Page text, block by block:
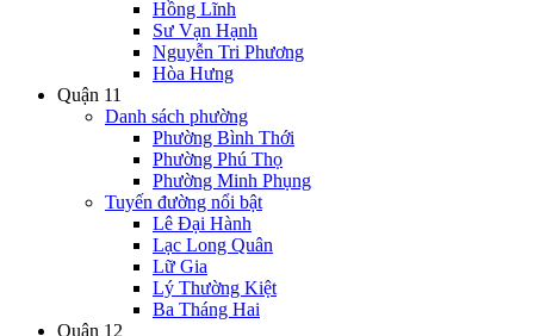
Hồng Lĩnh
Sư Vạn Hạnh
Nguyễn Tri Phương
Hòa Hưng
Quận 11
Danh sách phường
Phường Bình Thới
Phường Phú Thọ
Phường Minh Phụng
Tuyến đường nổi bật
Lê Đại Hành
Lạc Long Quân
Lữ Gia
Lý Thường Kiệt
Ba Tháng Hai
Quận 12